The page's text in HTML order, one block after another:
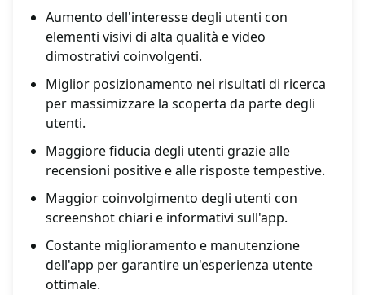
Aumento dell'interesse degli utenti con
elementi visivi di alta qualità e video
dimostrativi coinvolgenti.
Miglior posizionamento nei risultati di ricerca
per massimizzare la scoperta da parte degli
utenti.
Maggiore fiducia degli utenti grazie alle
recensioni positive e alle risposte tempestive.
Maggior coinvolgimento degli utenti con
screenshot chiari e informativi sull'app.
Costante miglioramento e manutenzione
dell'app per garantire un'esperienza utente
ottimale.